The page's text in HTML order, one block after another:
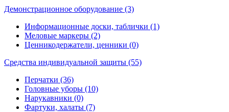
Демонстрационное оборудование (3)
Информационные доски, таблички (1)
Меловые маркеры (2)
Ценникодержатели, ценники (0)
Средства индивидуальной защиты (55)
Перчатки (36)
Головные уборы (10)
Нарукавники (0)
Фартуки, халаты (7)